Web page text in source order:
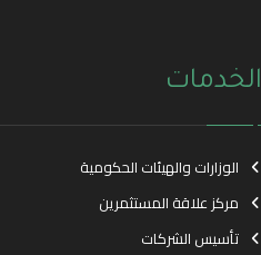
الخدمات
الوزارات والهيئات الحكومية
مركز علاقة المستثمرين
تأسيس الشركات